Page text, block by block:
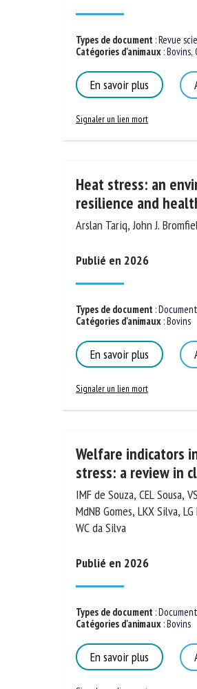
Types de document :Revue
Catégories d'animaux :Bovins,
En savoir plus
Signaler un lien mort
Heat stress: an
resilience and
Arslan Tariq, John J.
Publié en 2026
Types de document :
Catégories d'animaux :Bovins
En savoir plus
Signaler un lien mort
Welfare indicators
stress: a review in
IMF de Souza, CEL Sousa,
MdNB Gomes, LKX Silva,
WC da Silva
Publié en 2026
Types de document :
Catégories d'animaux :Bovins
En savoir plus